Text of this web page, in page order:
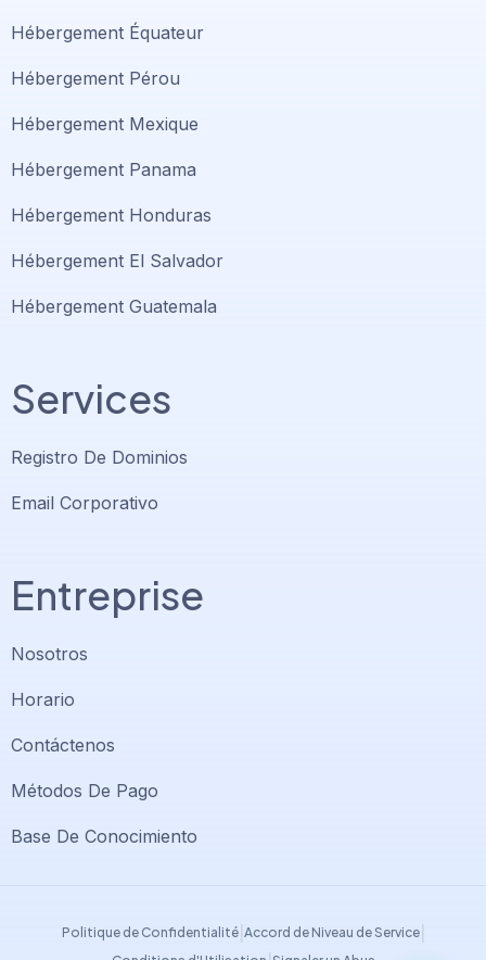
Hébergement Équateur
Hébergement Pérou
Hébergement Mexique
Hébergement Panama
Hébergement Honduras
Hébergement El Salvador
Hébergement Guatemala
Services
Registro De Dominios
Email Corporativo
Entreprise
Nosotros
Horario
Contáctenos
Métodos De Pago
Base De Conocimiento
Politique de Confidentialité| Accord de Niveau de Service|